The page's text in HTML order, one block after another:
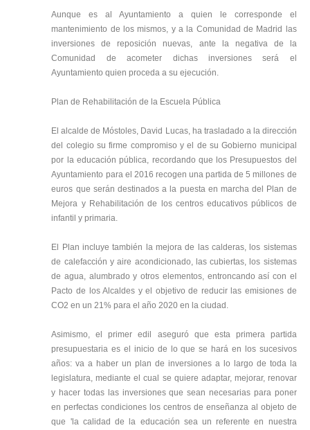
Aunque es al Ayuntamiento a quien le corresponde el
mantenimiento de los mismos, y a la Comunidad de Madrid las
inversiones de reposición nuevas, ante la negativa de la
Comunidad de acometer dichas inversiones será el
Ayuntamiento quien proceda a su ejecución.
Plan de Rehabilitación de la Escuela Pública
El alcalde de Móstoles, David Lucas, ha trasladado a la dirección
del colegio su firme compromiso y el de su Gobierno municipal
por la educación pública, recordando que los Presupuestos del
Ayuntamiento para el 2016 recogen una partida de 5 millones de
euros que serán destinados a la puesta en marcha del Plan de
Mejora y Rehabilitación de los centros educativos públicos de
infantil y primaria.
El Plan incluye también la mejora de las calderas, los sistemas
de calefacción y aire acondicionado, las cubiertas, los sistemas
de agua, alumbrado y otros elementos, entroncando así con el
Pacto de los Alcaldes y el objetivo de reducir las emisiones de
CO2 en un 21% para el año 2020 en la ciudad.
Asimismo, el primer edil aseguró que esta primera partida
presupuestaria es el inicio de lo que se hará en los sucesivos
años: va a haber un plan de inversiones a lo largo de toda la
legislatura, mediante el cual se quiere adaptar, mejorar, renovar
y hacer todas las inversiones que sean necesarias para poner
en perfectas condiciones los centros de enseñanza al objeto de
que 'la calidad de la educación sea un referente en nuestra